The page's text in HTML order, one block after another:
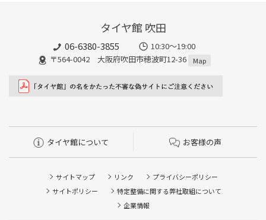
タイヤ館 吹田
06-6380-3855
10:30～19:00
〒564-0042 大阪府吹田市穂波町12-36
Map
タイヤ館について お客様の声
サイトマップ リンク
プライバシーポリシー
サイトポリシー
特定整備に関する弊社取組について
企業情報